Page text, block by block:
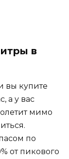
в
вы купите
а у вас
мимо
по
от пикового